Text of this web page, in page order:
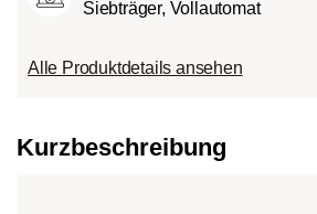
Siebträger, Vollautomat
Alle Produktdetails ansehen
Kurzbeschreibung